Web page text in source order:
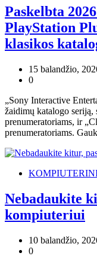
Paskelbta
PlayStation
klasikos
15 balandžio,
0
„Sony Interactive
žaidimų katalogo seriją,
prenumeratoriams, ir
prenumeratoriams.
Nebadaukite
kompiuteriui
10 balandžio,
0